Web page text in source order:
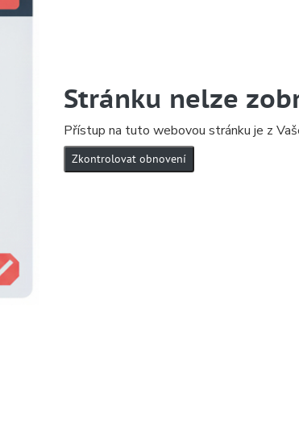
Stránku nelze
Přístup na tuto webovou stránku je z
Zkontrolovat obnovení